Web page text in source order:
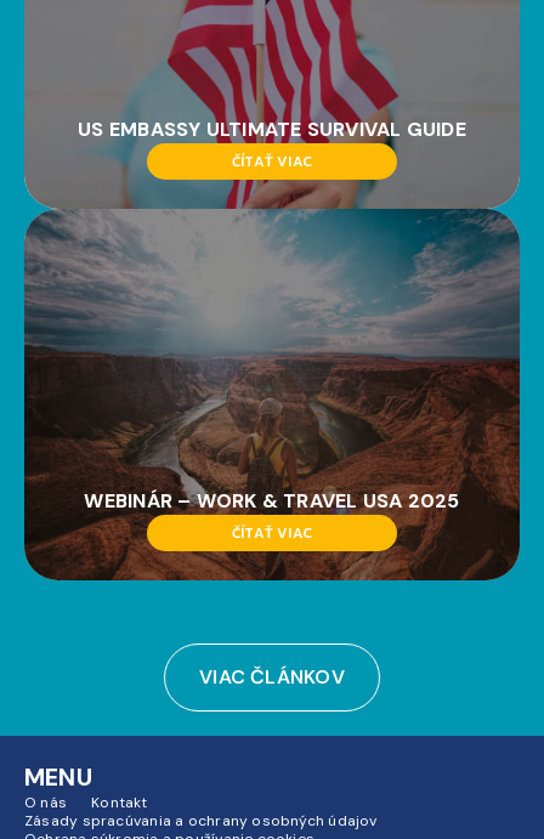
US EMBASSY ULTIMATE SURVIVAL GUIDE
ČÍTAŤ VIAC
WEBINÁR – WORK & TRAVEL USA 2025
ČÍTAŤ VIAC
VIAC ČLÁNKOV
MENU
O nás
Kontakt
Zásady spracúvania a ochrany osobných údajov